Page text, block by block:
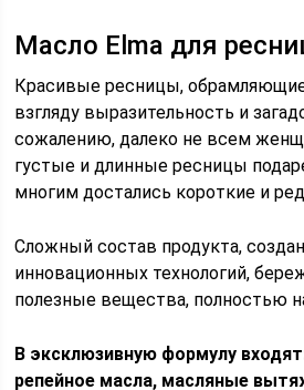
Масло Elma для
Красивые ресницы,
взгляду выразительность и
сожалению, далеко не всем
густые и длинные ресницы
многим достались короткие и
Сложный состав продукта,
инновационных технологий,
полезные вещества, полностью
В эксклюзивную формулу
репейное масла, масляные